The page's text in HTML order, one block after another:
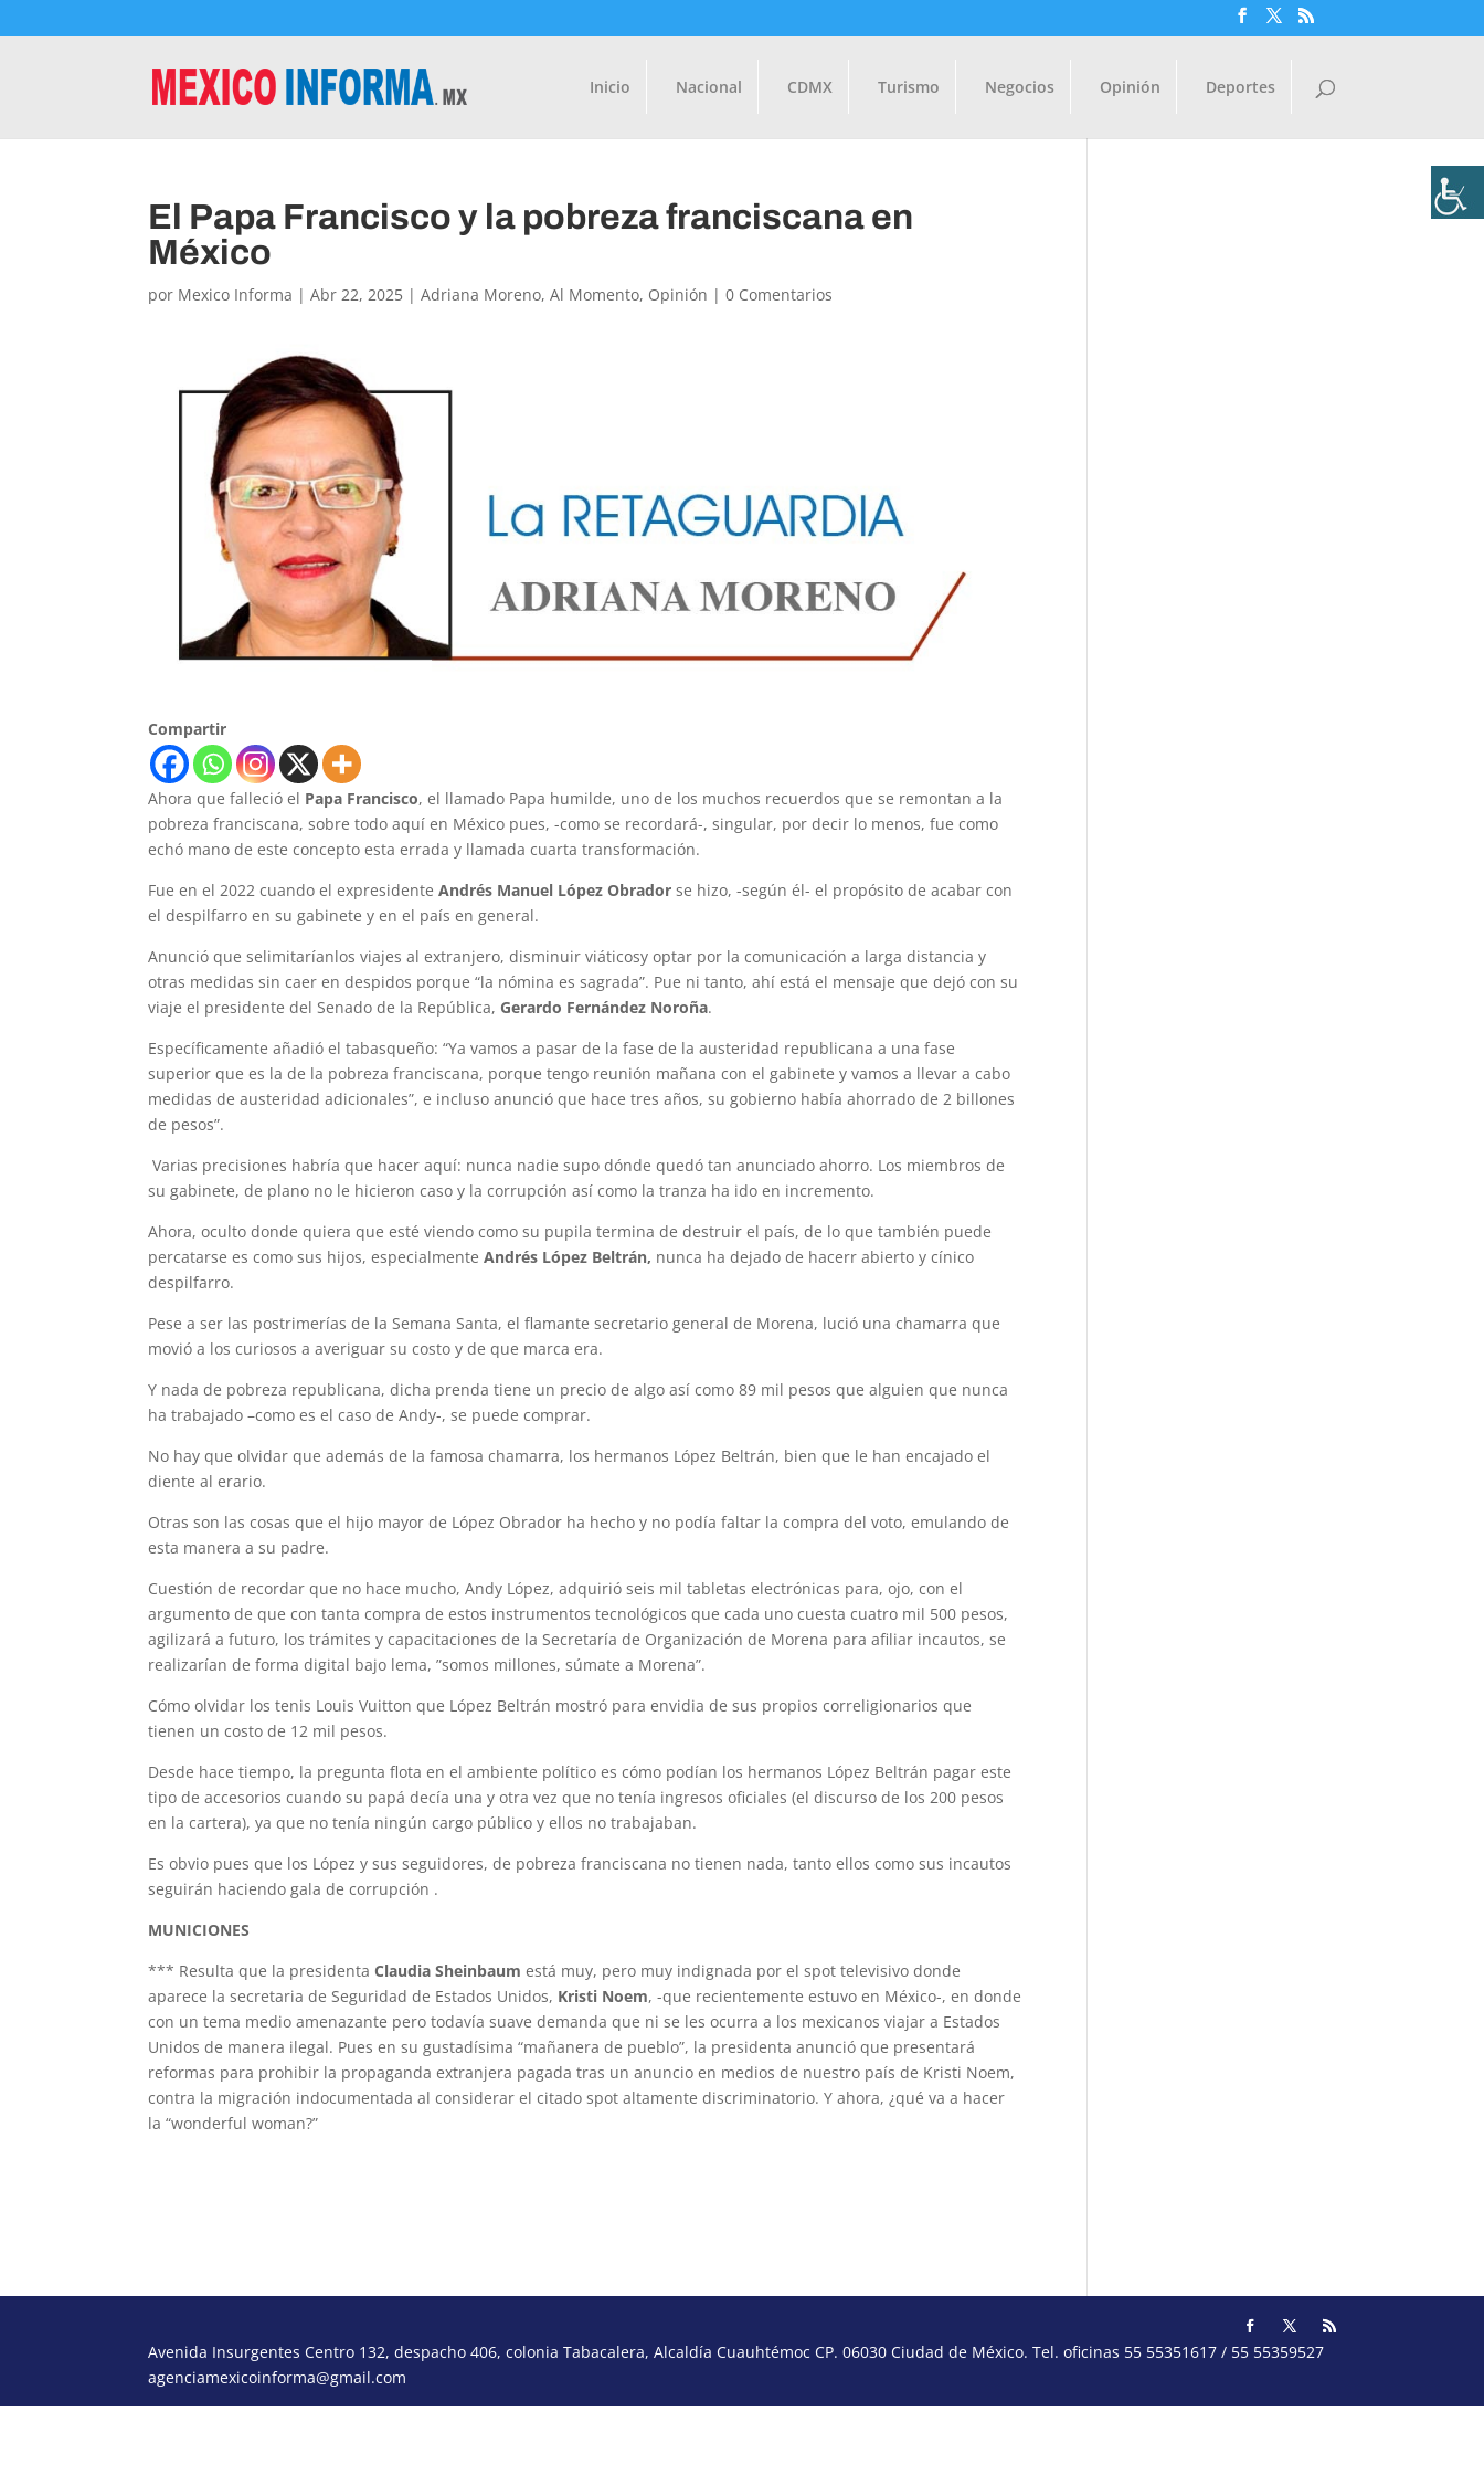
Inicio Nacional CDMX Turismo Negocios Opinión Deportes
El Papa Francisco y la pobreza franciscana en
México
por Mexico Informa |Abr 22, 2025 |Adriana Moreno,Al Momento, Opinión |0 Comentarios
Compartir
Ahora que falleció el Papa Francisco, el llamado Papa humilde, uno de los muchos recuerdos que se remontan a la
pobreza franciscana, sobre todo aquí en México pues, -como se recordará-, singular, por decir lo menos, fue como
echó mano de este concepto esta errada y llamada cuarta transformación.
Fue en el 2022 cuando el expresidenteAndrés Manuel López Obradorse hizo, -según él- el propósito de acabar con
el despilfarro en su gabinete y en el país en general.
Anunció que selimitaríanlos viajes al extranjero, disminuir viáticosy optar por la comunicación a larga distancia y
otras medidas sin caer en despidos porque “la nómina es sagrada”. Pue ni tanto, ahí está el mensaje que dejó con su
viaje el presidente del Senado de la República, Gerardo Fernández Noroña.
Específicamente añadió el tabasqueño: “Ya vamos a pasar de la fase de la austeridad republicana a una fase
superior que es la de la pobreza franciscana, porque tengo reunión mañana con el gabinete y vamos a llevar a cabo
medidas de austeridad adicionales”, e incluso anunció que hace tres años, su gobierno había ahorrado de 2 billones
de pesos”.
Varias precisiones habría que hacer aquí: nunca nadie supo dónde quedó tan anunciado ahorro. Los miembros de
su gabinete, de plano no le hicieron caso y la corrupción así como la tranza ha ido en incremento.
Ahora, oculto donde quiera que esté viendo como su pupila termina de destruir el país, de lo que también puede
percatarse es como sus hijos, especialmenteAndrés López Beltrán, nunca ha dejado de hacerr abierto y cínico
despilfarro.
Pese a ser las postrimerías de la Semana Santa, el flamante secretario general de Morena, lució una chamarra que
movió a los curiosos a averiguar su costo y de que marca era.
Y nada de pobreza republicana, dicha prenda tiene un precio de algo así como 89 mil pesos que alguien que nunca
ha trabajado –como es el caso de Andy-, se puede comprar.
No hay que olvidar que además de la famosa chamarra, los hermanos López Beltrán, bien que le han encajado el
diente al erario.
Otras son las cosas que el hijo mayor de López Obrador ha hecho y no podía faltar la compra del voto, emulando de
esta manera a su padre.
Cuestión de recordar que no hace mucho, Andy López, adquirió seis mil tabletas electrónicas para, ojo, con el
argumento de que con tanta compra de estos instrumentos tecnológicos que cada uno cuesta cuatro mil 500 pesos,
agilizará a futuro, los trámites y capacitaciones de la Secretaría de Organización de Morena para afiliar incautos, se
realizarían de forma digital bajo lema, ”somos millones, súmate a Morena”.
Cómo olvidar los tenis Louis Vuitton que López Beltrán mostró para envidia de sus propios correligionarios que
tienen un costo de 12 mil pesos.
Desde hace tiempo, la pregunta flota en el ambiente político es cómo podían los hermanos López Beltrán pagar este
tipo de accesorios cuando su papá decía una y otra vez que no tenía ingresos oficiales (el discurso de los 200 pesos
en la cartera), ya que no tenía ningún cargo público y ellos no trabajaban.
Es obvio pues que los López y sus seguidores, de pobreza franciscana no tienen nada, tanto ellos como sus incautos
seguirán haciendo gala de corrupción .
MUNICIONES
*** Resulta que la presidentaClaudia Sheinbaum está muy, pero muy indignada por el spot televisivo donde
aparece la secretaria de Seguridad de Estados Unidos, Kristi Noem, -que recientemente estuvo en México-, en donde
con un tema medio amenazante pero todavía suave demanda que ni se les ocurra a los mexicanos viajar a Estados
Unidos de manera ilegal. Pues en su gustadísima “mañanera de pueblo”, la presidenta anunció que presentará
reformas para prohibir la propaganda extranjera pagada tras un anuncio en medios de nuestro país de Kristi Noem,
contra la migración indocumentada al considerar el citado spot altamente discriminatorio. Y ahora, ¿qué va a hacer
la “wonderful woman?”
Avenida Insurgentes Centro 132, despacho 406, colonia Tabacalera, Alcaldía Cuauhtémoc CP. 06030 Ciudad de México. Tel. oficinas 55 55351617 / 55 55359527
agenciamexicoinforma@gmail.com